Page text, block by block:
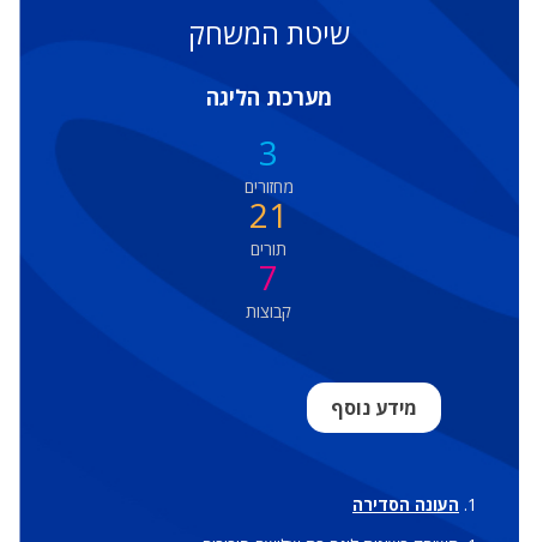
שיטת המשחק
מערכת הליגה
3
מחזורים
21
תורים
7
קבוצות
מידע נוסף
העונה הסדירה